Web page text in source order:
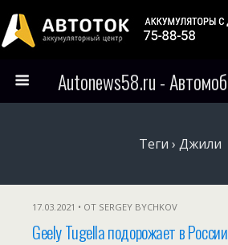
Теги › Джили
17.03.2021 • ОТ SERGEY BYCHKOV
Geely Tugella подорожает в России